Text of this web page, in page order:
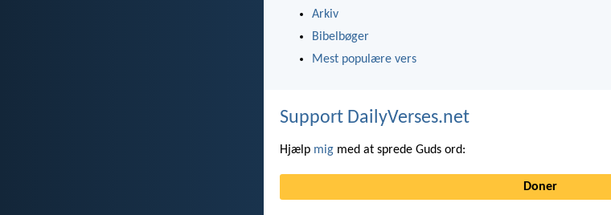
Arkiv
Bibelbøger
Mest populære vers
Support DailyVerses.net
Hjælp mig med at sprede Guds ord:
Doner